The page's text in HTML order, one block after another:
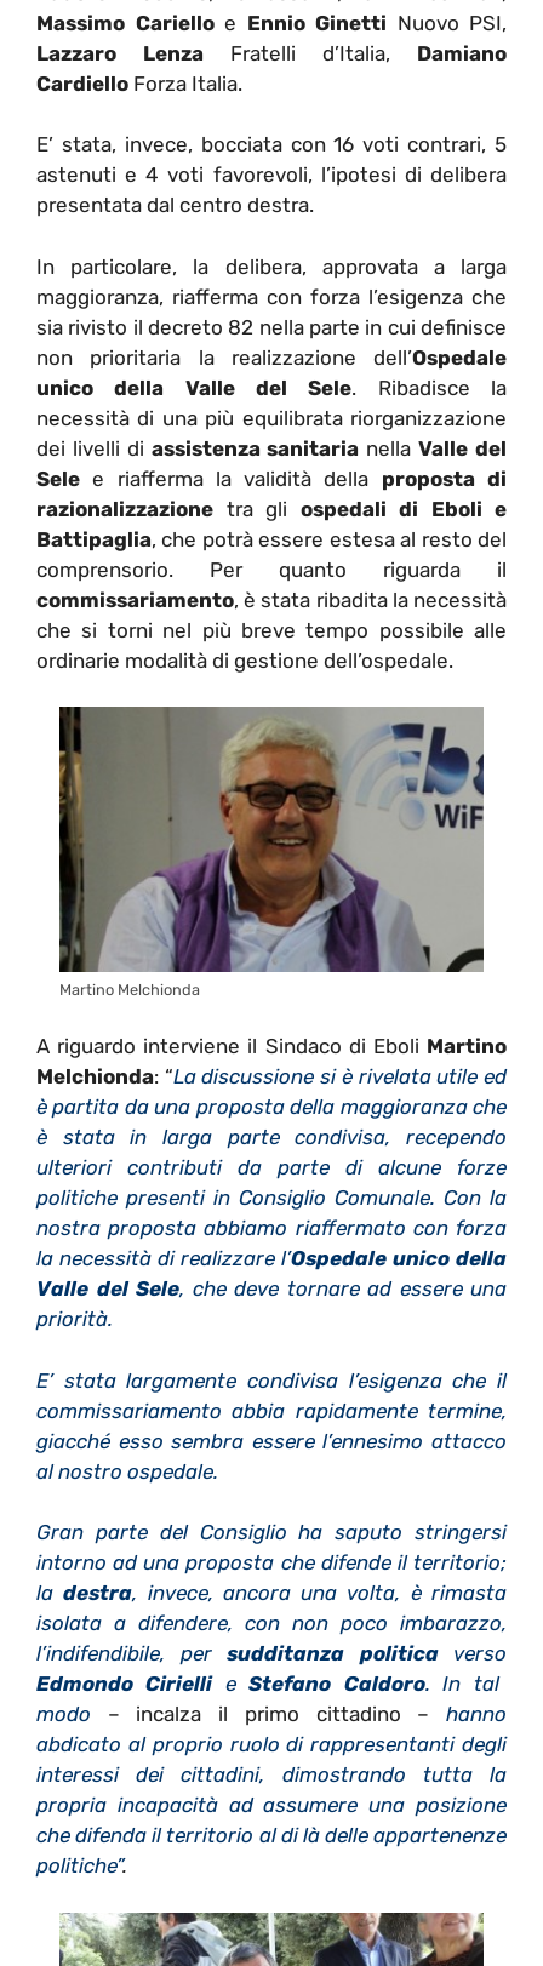
Massimo Carielloe Ennio Ginetti Nuovo PSI,
Lazzaro Lenza Fratelli d’Italia, Damiano
Cardiello Forza Italia.
E’ stata, invece, bocciata con 16 voti contrari, 5
astenuti e 4 voti favorevoli, l’ipotesi di delibera
presentata dal centro destra.
In particolare, la delibera, approvata a larga
maggioranza, riafferma con forza l’esigenza che
sia rivisto il decreto 82 nella parte in cui definisce
non prioritaria la realizzazione dell’Ospedale
unico della Valle del Sele. Ribadisce la
necessità di una più equilibrata riorganizzazione
dei livelli di assistenza sanitaria nellaValle del
Sele e riafferma la validità della proposta di
razionalizzazione tra gli ospedali di Eboli e
Battipaglia, che potrà essere estesa al resto del
comprensorio. Per quanto riguarda il
commissariamento, è stata ribadita la necessità
che si torni nel più breve tempo possibile alle
ordinarie modalità di gestione dell’ospedale.
Martino Melchionda
A riguardo interviene il Sindaco di Eboli Martino
Melchionda: “La discussione si èrivelata utile ed
è partita da una proposta della maggioranza che
è stata in larga parte condivisa, recependo
ulteriori contributi da parte di alcune forze
politiche presenti in Consiglio Comunale. Con la
nostra proposta abbiamo riaffermato con forza
la necessità di realizzare l’Ospedale unico della
Valle del Sele, che deve tornare ad essere una
priorità.
E’stata largamente condivisa l’esigenza che il
commissariamento abbia rapidamente termine,
giacché esso sembra essere l’ennesimo attacco
al nostro ospedale.
Gran parte del Consiglio ha saputo stringersi
intorno ad una proposta che difende il territorio;
ladestra, invece, ancora una volta, èrimasta
isolata a difendere, con non poco imbarazzo,
l’indifendibile, per sudditanza politicaverso
Edmondo CiriellieStefano Caldoro. In tal
modo – incalza il primo cittadino –hanno
abdicato al proprio ruolo di rappresentanti degli
interessi dei cittadini, dimostrando tutta la
propria incapacitàad assumere una posizione
che difenda il territorio al di làdelle appartenenze
politiche”.